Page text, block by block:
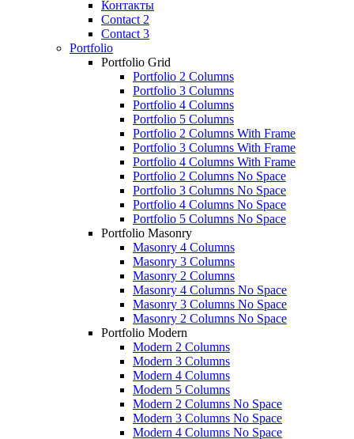
Контакты
Contact 2
Contact 3
Portfolio
Portfolio Grid
Portfolio 2 Columns
Portfolio 3 Columns
Portfolio 4 Columns
Portfolio 5 Columns
Portfolio 2 Columns With Frame
Portfolio 3 Columns With Frame
Portfolio 4 Columns With Frame
Portfolio 2 Columns No Space
Portfolio 3 Columns No Space
Portfolio 4 Columns No Space
Portfolio 5 Columns No Space
Portfolio Masonry
Masonry 4 Columns
Masonry 3 Columns
Masonry 2 Columns
Masonry 4 Columns No Space
Masonry 3 Columns No Space
Masonry 2 Columns No Space
Portfolio Modern
Modern 2 Columns
Modern 3 Columns
Modern 4 Columns
Modern 5 Columns
Modern 2 Columns No Space
Modern 3 Columns No Space
Modern 4 Columns No Space